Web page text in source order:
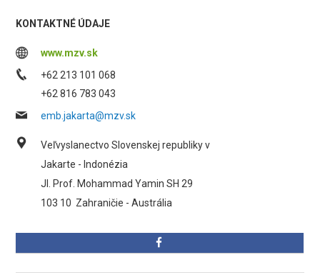
KONTAKTNÉ ÚDAJE
www.mzv.sk
+62 213 101 068
+62 816 783 043
emb.jakarta@mzv.sk
Veľvyslanectvo Slovenskej republiky v
Jakarte - Indonézia
JI. Prof. Mohammad Yamin SH 29
103 10 Zahraničie - Austrália